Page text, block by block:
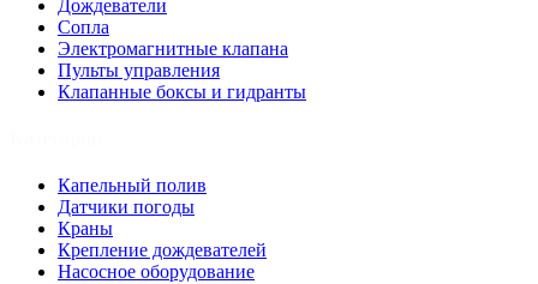
Дождеватели
Сопла
Электромагнитные клапана
Пульты управления
Клапанные боксы и гидранты
Капельный полив
Датчики погоды
Краны
Крепление дождевателей
Насосное оборудование